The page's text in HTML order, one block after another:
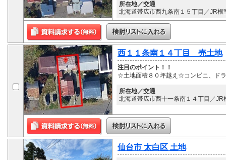
所在地／交通
北海道帯広市西九条南１５丁目／JR根
西１１条南１４丁目 売土地
注目のポイント！！
☆土地面積８０坪越え☆コンビニ、ド
所在地／交通
北海道帯広市西十一条南１４丁目／
仙台市 太白区 土地